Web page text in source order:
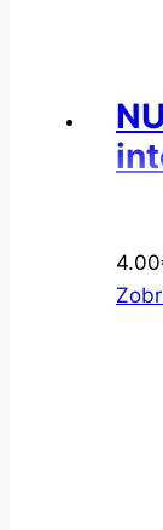
4.00